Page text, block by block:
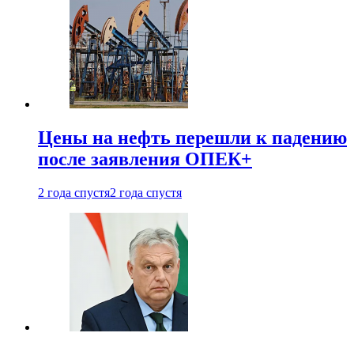
Цены на нефть перешли к падению
после заявления ОПЕК+
2 года спустя2 года спустя